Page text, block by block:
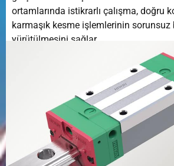
ortamlarında istikrarlı çalışma, doğru
karmaşık kesme işlemlerinin sorunsuz
yürütülmesini sağlar.